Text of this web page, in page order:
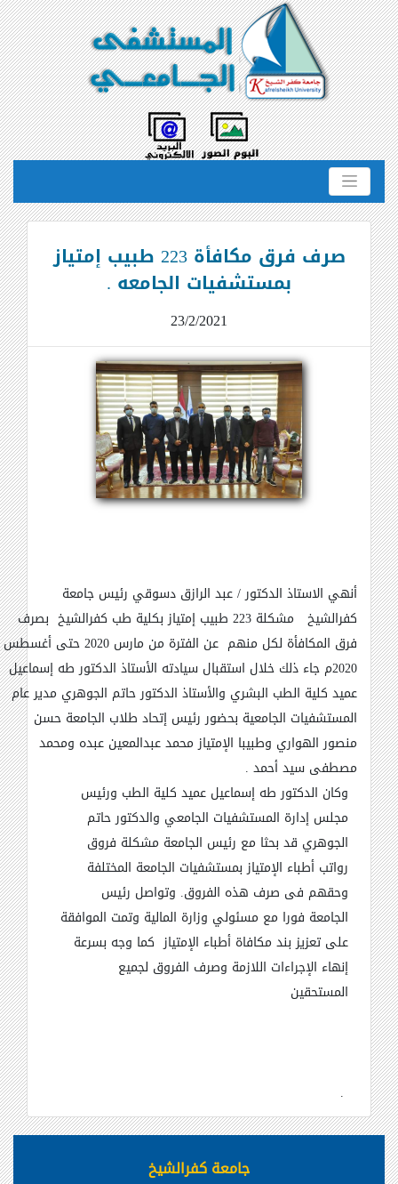
صرف فرق مكافأة 223 طبيب إمتياز
بمستشفيات الجامعه .
23/2/2021
أنهي الاستاذ الدكتور / عبد الرازق دسوقي رئيس جامعة
كفرالشيخ
مشكلة 223 طبيب إمتياز بكلية طب كفرالشيخ بصرف
فرق المكافأة لكل منهم عن الفترة من مارس 2020 حتى أغسطس
2020م جاء ذلك خلال استقبال سيادته الأستاذ الدكتور طه إسماعيل
عميد كلية الطب البشري والأستاذ الدكتور حاتم الجوهري مدير عام
المستشفيات الجامعية بحضور رئيس إتحاد طلاب الجامعة حسن
منصور الهواري وطبيبا الإمتياز محمد عبدالمعين عبده ومحمد
مصطفى سيد أحمد .
وكان الدكتور طه إسماعيل عميد كلية الطب ورئيس
مجلس إدارة المستشفيات الجامعي والدكتور حاتم
الجوهري قد بحثا مع رئيس الجامعة مشكلة فروق
رواتب أطباء الإمتياز بمستشفيات الجامعة المختلفة
وحقهم فى صرف هذه الفروق. وتواصل رئيس
الجامعة فورا مع مسئولي وزارة المالية وتمت الموافقة
على تعزيز بند مكافاة أطباء الإمتياز كما وجه بسرعة
إنهاء الإجراءات اللازمة وصرف الفروق لجميع
المستحقين
.
جامعة كفرالشيخ